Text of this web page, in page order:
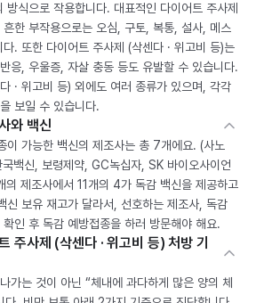
방식으로 작용합니다. 대표적인 다이어트 주사제
흔한 부작용으로는 오심, 구토, 복통, 설사, 메스
. 또한 다이어트 주사제 (삭센다 · 위고비 등)는
응, 우울증, 자살 충동 등도 유발할 수 있습니다.
· 위고비 등) 외에도 여러 종류가 있으며, 각각
보일 수 있습니다.
와 백신
이 가능한 백신의 제조사는 총 7개에요. (사노
백신, 보령제약, GC녹십자, SK 바이오사이언
제조사에서 11개의 4가 독감 백신을 제공하고
신 보유 재고가 달라서, 선호하는 제조사, 독감
인 후 독감 예방접종을 하러 방문해야 해요.
주사제 (삭센다 · 위고비 등) 처방 기
가는 것이 아닌 “체내에 과다하게 많은 양의 체